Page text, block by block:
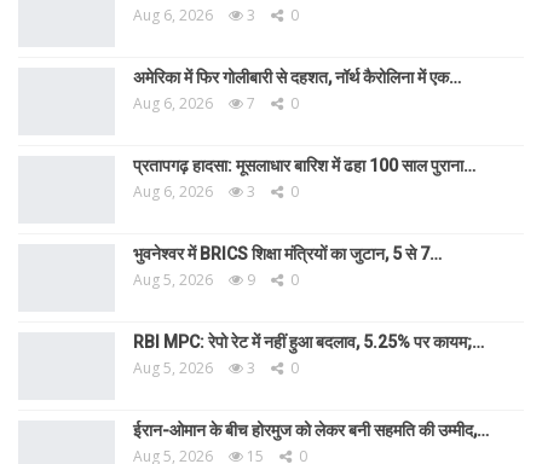
Aug 6, 2026 3 0
अमेरिका में फिर गोलीबारी से दहशत, नॉर्थ कैरोलिना में एक…
Aug 6, 2026 7 0
प्रतापगढ़ हादसा: मूसलाधार बारिश में ढहा 100 साल पुराना…
Aug 6, 2026 3 0
भुवनेश्वर में BRICS शिक्षा मंत्रियों का जुटान, 5 से 7…
Aug 5, 2026 9 0
RBI MPC: रेपो रेट में नहीं हुआ बदलाव, 5.25% पर कायम;…
Aug 5, 2026 3 0
ईरान-ओमान के बीच होरमुज को लेकर बनी सहमति की उम्मीद,…
Aug 5, 2026 15 0